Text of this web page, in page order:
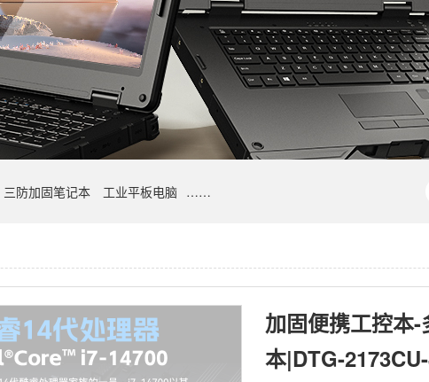
三防加固笔记本 工业平板电脑 ……
加固便携工控本
本|DTG-